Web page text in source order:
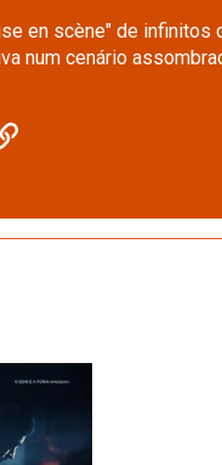
en scène" de
num cenário